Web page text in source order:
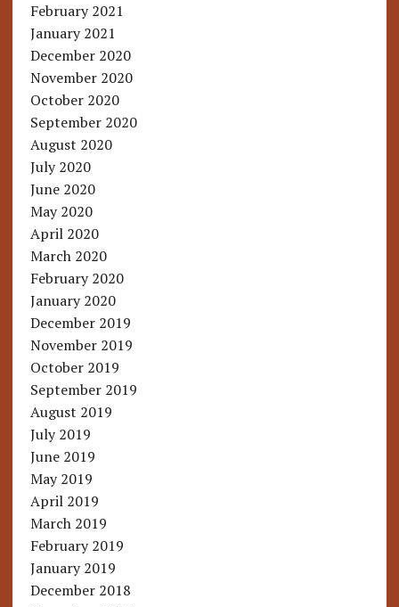
February 2021
January 2021
December 2020
November 2020
October 2020
September 2020
August 2020
July 2020
June 2020
May 2020
April 2020
March 2020
February 2020
January 2020
December 2019
November 2019
October 2019
September 2019
August 2019
July 2019
June 2019
May 2019
April 2019
March 2019
February 2019
January 2019
December 2018